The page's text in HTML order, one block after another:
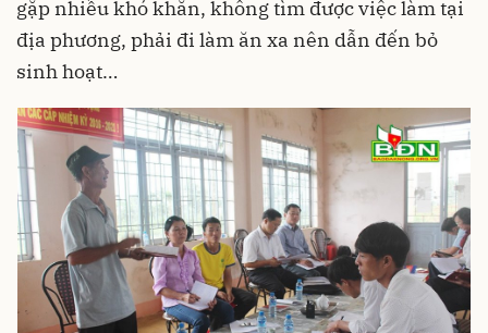
gặp nhiều khó khăn, không tìm được việc làm tại
địa phương, phải đi làm ăn xa nên dẫn đến bỏ
sinh hoạt…